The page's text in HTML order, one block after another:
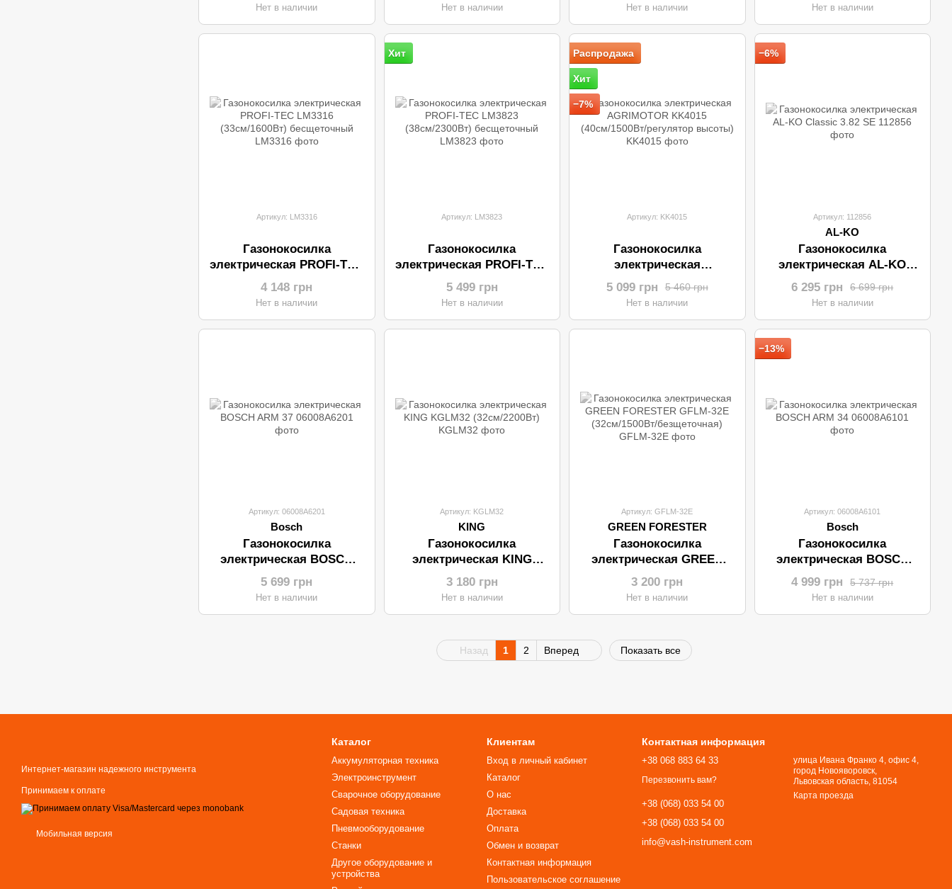
Нет в наличии Нет в наличии Нет в наличии Нет в наличии
Артикул: LM3316
Газонокосилка
электрическая PROFI-TEC
LM3316 (33см/1600Вт)
бесщеточный
4 148 грн
Нет в наличии
Хит
Артикул: LM3823
Газонокосилка
электрическая PROFI-TEC
LM3823 (38см/2300Вт)
бесщеточный
5 499 грн
Нет в наличии
Распродажа
Хит
−7%
Артикул: KK4015
Газонокосилка
электрическая
AGRIMOTOR KK4015
(40см/1500Вт/регулятор
5 460 грн
5 099 грн
Нет в наличии
−6%
Артикул: 112856
AL-KO
Газонокосилка
электрическая AL-KO
Classic 3.82 SE
6 699 грн
6 295 грн
Нет в наличии
Артикул: 06008A6201
Bosch
Газонокосилка
электрическая BOSCH
ARM 37
5 699 грн
Нет в наличии
Артикул: KGLM32
KING
Газонокосилка
электрическая KING
KGLM32 (32см/2200Вт)
3 180 грн
Нет в наличии
Артикул: GFLM-32E
GREEN FORESTER
Газонокосилка
электрическая GREEN
FORESTER GFLM-32E
(32см/1500Вт/
3 200 грн
Нет в наличии
−13%
Артикул: 06008A6101
Bosch
Газонокосилка
электрическая BOSCH
5 737 грн
4 999 грн
Нет в наличии
Назад 1 2 Вперед Показать все
Интернет-магазин надежного инструмента
Принимаем к оплате
Мобильная версия
Каталог
Аккумуляторная техника
Электроинструмент
Сварочное оборудование
Садовая техника
Пневмооборудование
Станки
Другое оборудование и
устройства
Клиентам
Вход в личный кабинет
Каталог
О нас
Доставка
Оплата
Обмен и возврат
Контактная информация
Пользовательское соглашение
Контактная информация
+38 068 883 64 33
Перезвонить вам?
+38 (068) 033 54 00
+38 (068) 033 54 00
info@vash-instrument.com
улица Ивана Франко 4, офис 4,
город Новояворовск,
Львовская область, 81054​​​​​​​
Карта проезда